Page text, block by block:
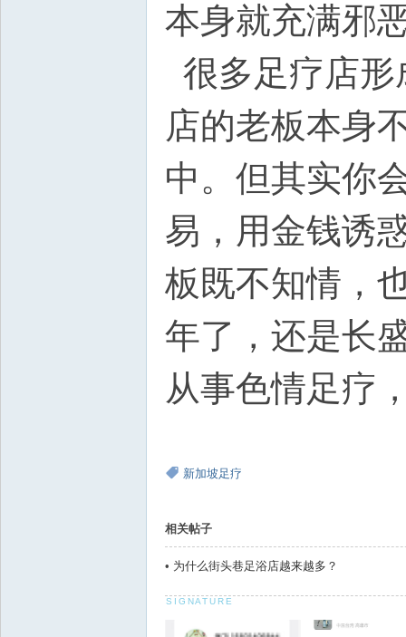
本身就充满邪
很多足疗店
店的老板本身
中。但其实你
易，用金钱诱
板既不知情，
年了，还是长
从事色情足疗
新加坡足疗
相关帖子
• 为什么街头巷足浴店越来越多？